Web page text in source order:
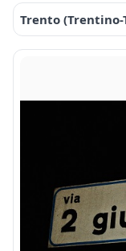
Trento